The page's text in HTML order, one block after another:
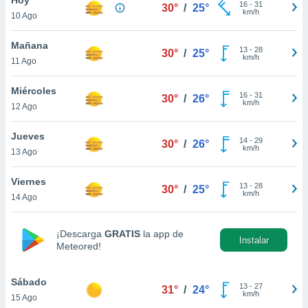
en
más
nuestra
de
aceptar
de
10 Ago
30° / 25° 16- 31
km/h
Mañana
11 Ago
30° / 25° 13- 28
km/h
Miércoles
12 Ago
30° / 26° 16- 31
km/h
Jueves
13 Ago
30° / 26° 14- 29
km/h
Viernes
14 Ago
30° / 25° 13- 28
km/h
¡Descarga GRATIS la app de
Meteored!
Instalar
Sábado
15 Ago
31° / 24° 13- 27
km/h